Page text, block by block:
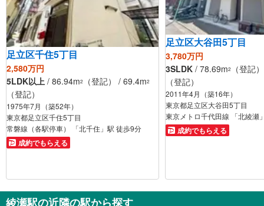
足立区千住5丁目
2,580万円
5LDK以上 / 86.94m2 （登記） / 69.4m2
（登記）
1975年7月（築52年）
東京都足立区千住5丁目
常磐線（各駅停車） 「北千住」駅 徒歩9分
成約でもらえる
足立区大谷田5丁目
3,780万円
3SLDK / 78.69m2
（登記
（登記）
2011年4月（築16年）
東京都足立区大谷田5丁目
東京メトロ千代田線 「北綾瀬
成約でもらえる
綾瀬駅の近隣の駅から探す